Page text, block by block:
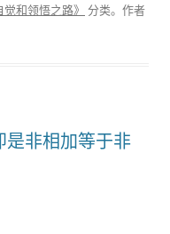
觉和领悟之路》 分类。 作者
是非相加等于非